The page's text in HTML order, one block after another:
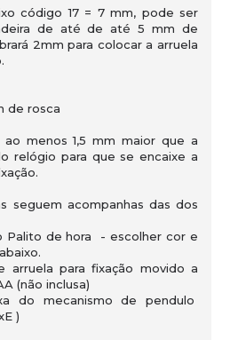
código 17 = 7 mm, pode ser
de até de até 5 mm de
2mm para colocar a arruela
de rosca
menos 1,5 mm maior que a
relógio para que se encaixe a
seguem acompanhas das dos
Palito de hora - escolher cor e
arruela para fixação movido a
(não inclusa)
do mecanismo de pendulo
)